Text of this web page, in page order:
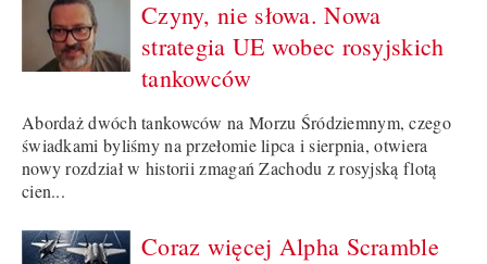
Czyny, nie słowa. Nowa
strategia UE wobec rosyjskich
tankowców
Abordaż dwóch tankowców na Morzu Śródziemnym, czego
świadkami byliśmy na przełomie lipca i sierpnia, otwiera
nowy rozdział w historii zmagań Zachodu z rosyjską flotą
cien...
Coraz więcej Alpha Scramble